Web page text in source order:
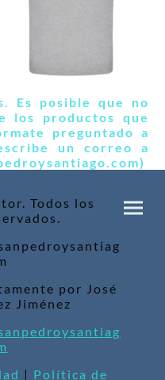
Es posible que no
los productos que
preguntado a
un correo a
Todos los
por José
Jiménez
| Política de